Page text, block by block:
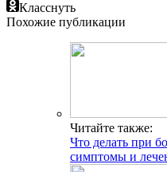
Класснуть
Похожие публикации
Читайте также:
Что делать при
симптомы и